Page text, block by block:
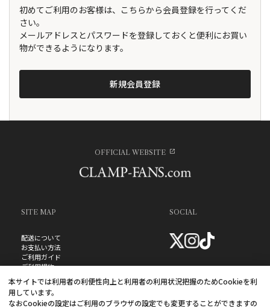
初めてご利用のお客様は、こちらから会員登録を行ってくだ
さい。
メールアドレスとパスワードを登録しておくと便利にお買い
物ができるようになります。
OFFICIAL WEBSITE
SITE MAP
配送について
お支払い方法
ご利用ガイド
ご利用規約
プライバシーポリシー
よくあるご質問
特定商取引法に基づく表記
SOCIAL
本サイトでは利用者の利便性向上と利用者の利用状況把握のためCookieを利
用しています。
なおCookieの設定はご利用のブラウザの設定でも変更することができますの